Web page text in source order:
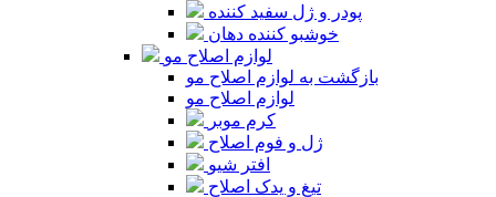
پودر و ژل سفید کننده
خوشبو کننده دهان
لوازم اصلاح مو
بازگشت به لوازم اصلاح مو
لوازم اصلاح مو
کرم موبر
ژل و فوم اصلاح
افتر شیو
تیغ و یدک اصلاح